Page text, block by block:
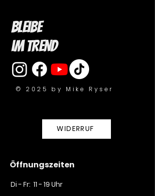
Bleibe
im Trend
© 2025 by Mike Ryser
WIDERRUF
Öffnungszeiten
Di - Fr: 11 - 19 Uhr